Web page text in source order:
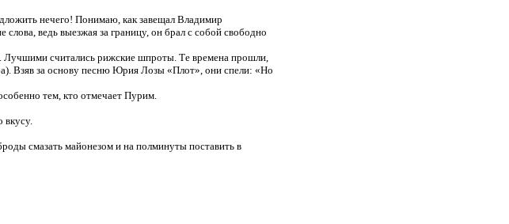
нечего! Понимаю, как завещал Владимир
ведь выезжая за границу, он брал с собой свободно
Лучшими считались рижские шпроты. Те времена прошли,
Взяв за основу песню Юрия Лозы «Плот», они спели: «Но
тем, кто отмечает Пурим.
вкусу.
смазать майонезом и на полминуты поставить в